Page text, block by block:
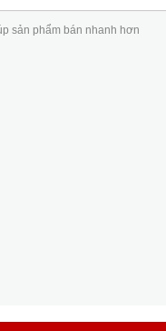
sản phẩm bán nhanh hơn